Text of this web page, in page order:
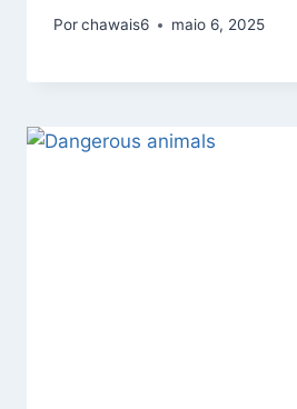
Porchawais6 maio 6, 2025